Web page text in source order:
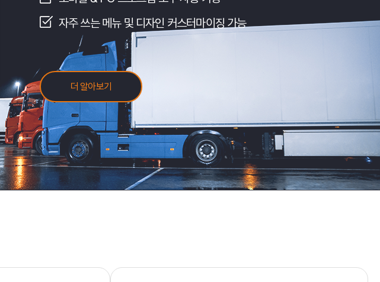
자주 쓰는 메뉴 및 디자인 커스터마이징 가능
더 알아보기